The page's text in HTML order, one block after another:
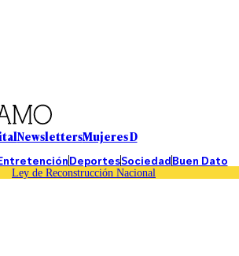
NewslettersMujeres D
DeportesSociedadBuen Dato
Ley de Reconstrucción Nacional